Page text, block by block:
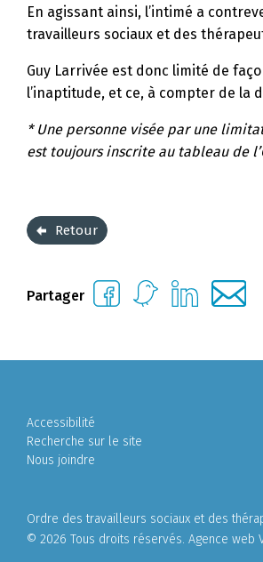
En agissant ainsi, l’intimé a
travailleurs sociaux et des
Guy Larrivée est donc limité de
l’inaptitude, et ce, à compter de la
* Une personne visée par une
est toujours inscrite au tableau de
Retour
Partager
Accessibilité
Recherche sur le site
Nous joindre
Ordre des travailleurs sociaux et des
© 2026 Tous droits réservés. Agence web